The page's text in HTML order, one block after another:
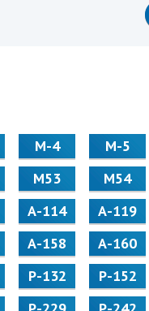
М-4 М-5
М53 М54
А-114 А-119
А-158 А-160
Р-132 Р-152